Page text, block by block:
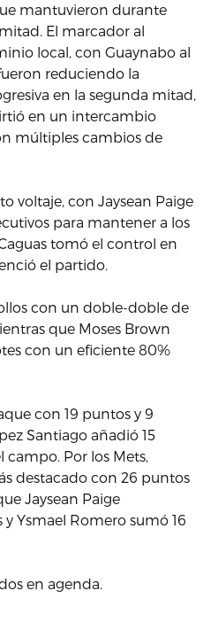
mantuvieron durante
El marcador al
local, con Guaynabo al
reduciendo la
en la segunda mitad,
en un intercambio
múltiples cambios de
voltaje, con Jaysean Paige
para mantener a los
tomó el control en
el partido.
con un doble-doble de
que Moses Brown
con un eficiente 80%
con 19 puntos y 9
Santiago añadió 15
campo. Por los Mets,
destacado con 26 puntos
Jaysean Paige
Ysmael Romero sumó 16
en agenda.